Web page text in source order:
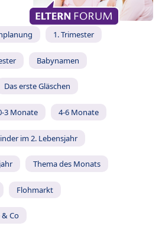
1. Trimester
Babynamen
Das erste Gläschen
3 Monate 4-6 Monate
im 2. Lebensjahr
Thema des Monats
Flohmarkt
Co